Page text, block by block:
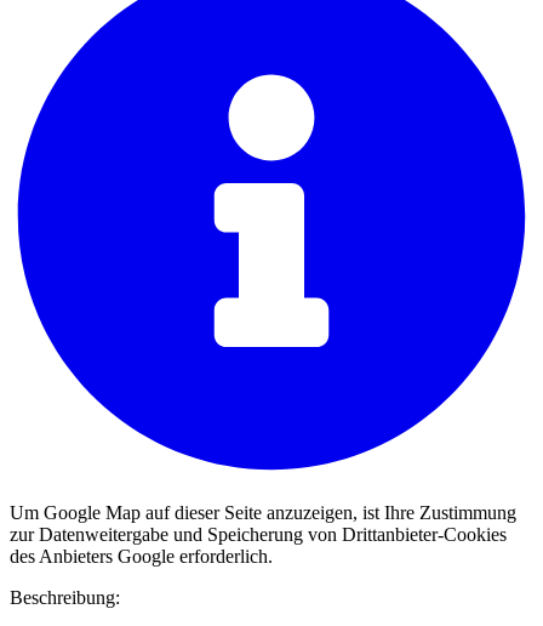
Um Google Map auf dieser Seite anzuzeigen, ist Ihre Zustimmung
zur Datenweitergabe und Speicherung von Drittanbieter-Cookies
des Anbieters Google erforderlich.
Beschreibung: